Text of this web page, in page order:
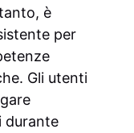
è
per
Gli utenti
durante